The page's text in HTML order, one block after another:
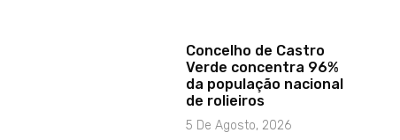
Concelho de Castro
Verde concentra 96%
da população nacional
de rolieiros
5 De Agosto, 2026